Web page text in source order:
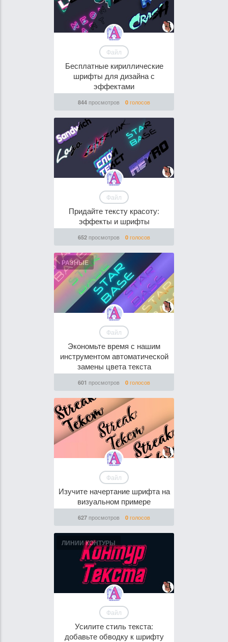
Файл
Бесплатные кириллические
шрифты для дизайна с
эффектами
844 просмотров 0 голосов
Файл
Придайте тексту красоту:
эффекты и шрифты
652 просмотров 0 голосов
РАЗНЫЕ
Файл
Экономьте время с нашим
инструментом автоматической
замены цвета текста
601 просмотров 0 голосов
Файл
Изучите начертание шрифта на
визуальном примере
627 просмотров 0 голосов
ЛИНИИ КОНТУРЫ
Файл
Усилите стиль текста:
добавьте обводку к шрифту